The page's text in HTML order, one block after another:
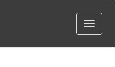
Toggle